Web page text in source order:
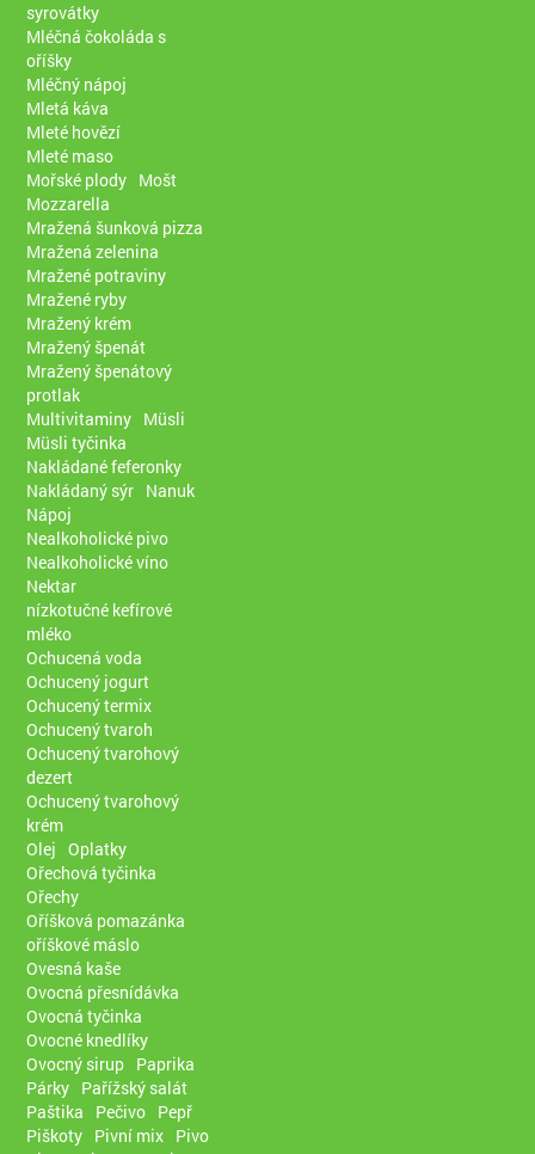
syrovátky
Mléčná čokoláda s
oříšky
Mléčný nápoj
Mletá káva
Mleté hovězí
Mleté maso
Mořské plody Mošt
Mozzarella
Mražená šunková pizza
Mražená zelenina
Mražené potraviny
Mražené ryby
Mražený krém
Mražený špenát
Mražený špenátový
protlak
Multivitaminy Müsli
Müsli tyčinka
Nakládané feferonky
Nakládaný sýr Nanuk
Nápoj
Nealkoholické pivo
Nealkoholické víno
Nektar
nízkotučné kefírové
mléko
Ochucená voda
Ochucený jogurt
Ochucený termix
Ochucený tvaroh
Ochucený tvarohový
dezert
Ochucený tvarohový
krém
Olej Oplatky
Ořechová tyčinka
Ořechy
Oříšková pomazánka
oříškové máslo
Ovesná kaše
Ovocná přesnídávka
Ovocná tyčinka
Ovocné knedlíky
Ovocný sirup Paprika
Párky Pařížský salát
Paštika
Pečivo Pepř
Piškoty Pivní mix Pivo